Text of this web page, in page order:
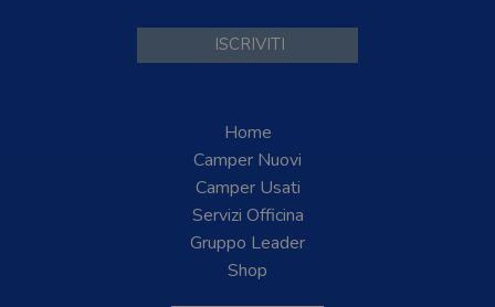
Home
Camper Nuovi
Camper Usati
Servizi Officina
Gruppo Leader
Shop